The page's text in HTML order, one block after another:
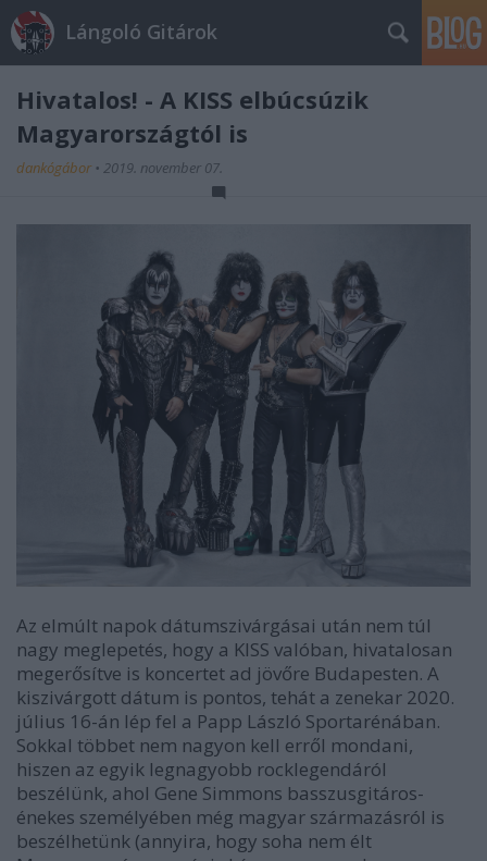
Lángoló Gitárok
Hivatalos! - A KISS elbúcsúzik
Magyarországtól is
dankógábor • 2019. november 07.
Az elmúlt napok dátumszivárgásai után nem túl
nagy meglepetés, hogy a KISS valóban, hivatalosan
megerősítve is koncertet ad jövőre Budapesten. A
kiszivárgott dátum is pontos, tehát a zenekar 2020.
július 16-án lép fel a Papp László Sportarénában.
Sokkal többet nem nagyon kell erről mondani,
hiszen az egyik legnagyobb rocklegendáról
beszélünk, ahol Gene Simmons basszusgitáros-
énekes személyében még magyar származásról is
beszélhetünk (annyira, hogy soha nem élt